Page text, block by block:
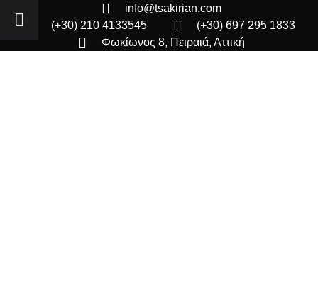
info@tsakirian.com
(+30) 210 4133545
(+30) 697 295 1833
Φωκίωνος 8, Πειραιά, Αττική